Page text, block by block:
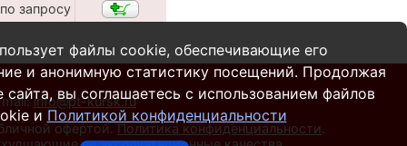
по запросу
info@pt-kursk.ru
офертой. Политика конфиденциальности.
файлы cookie, обеспечивающие его
и анонимную статистику посещений. Продолжая
сайта, вы соглашаетесь с использованием файлов
и Политикой конфиденциальности